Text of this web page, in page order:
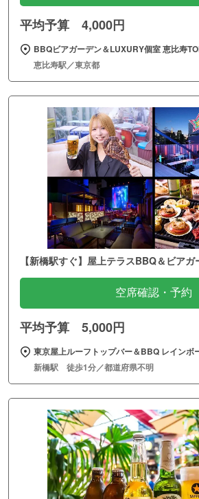
平均予算 4,000円
BBQビアガーデン＆LUXURY個室 恵比寿
恵比寿駅／東京都
【新橋駅すぐ】屋上テラスBBQ＆ビアガ
空席確認・予約
平均予算 5,000円
東京屋上ルーフトップバー＆BBQ レインボ
新橋駅 徒歩1分／都道府県不明